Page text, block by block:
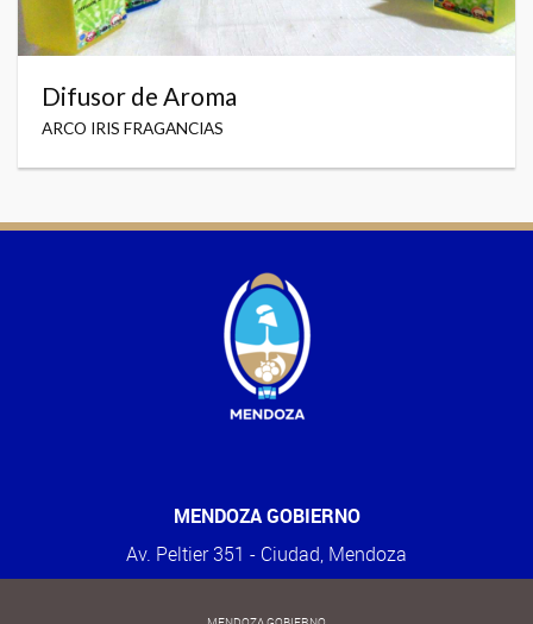
Difusor de Aroma
ARCO IRIS FRAGANCIAS
MENDOZA GOBIERNO
Av. Peltier 351 - Ciudad, Mendoza